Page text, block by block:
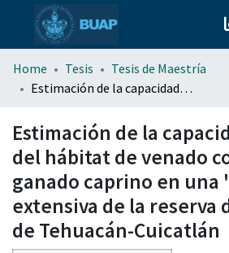
menu.section.about_menu
Home Tesis
Tesis de Maestría
Estimación de la capacidad de carga del hábitat de venado cola blanca y ganado caprino en una "UMA" extensiva de la reserva de la biosfera de Tehuacán-Cuicatlán
Estimación de la
del hábitat de venado
ganado caprino en una
extensiva de la reserva
de Tehuacán-Cuicatlán